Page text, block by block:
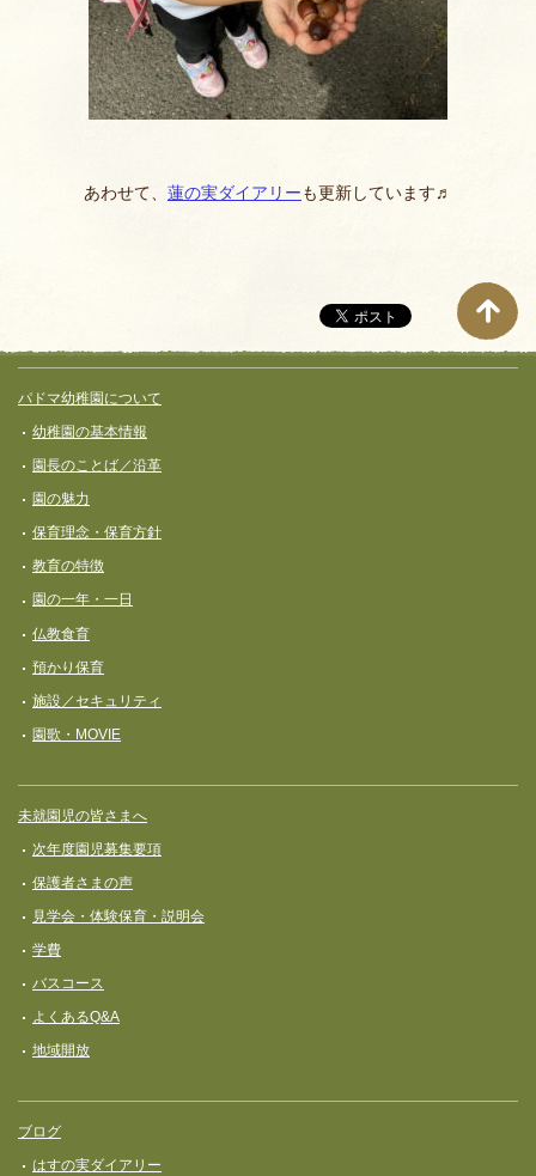
あわせて、 蓮の実ダイアリーも更新しています♬
フッターコンテンツ
パドマ幼稚園について
幼稚園の基本情報
園長のことば／沿革
園の魅力
保育理念・保育⽅針
教育の特徴
園の一年・一日
仏教食育
預かり保育
施設／セキュリティ
園歌・MOVIE
未就園児の皆さまへ
次年度園児募集要項
保護者さまの声
見学会・体験保育・説明会
学費
バスコース
よくあるQ&A
地域開放
ブログ
はすの実ダイアリー